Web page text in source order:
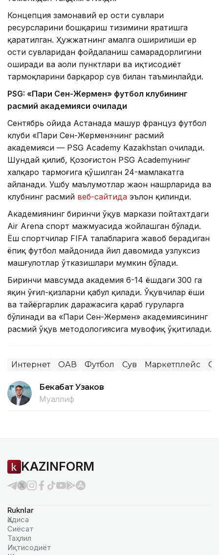
Концепция замонавий ер ости сувлари
ресурсларини бошқариш тизимини яратишга
қаратилган. Ҳужжатнинг амалга оширилиши ер
ости сувларидан фойдаланиш самарадорлигини
оширади ва аҳоли пунктлари ва иқтисодиёт
тармоқларини барқарор сув билан таъминлайди.
PSG: «Пари Сен-Жермен» футбол клубининг
расмий академияси очилади
Сентябрь ойида Астанада машҳур француз футбол
клуби «Пари Сен-Жермен»нинг расмий
академияси — PSG Academy Kazakhstan очилади.
Шундай қилиб, Қозоғистон PSG Academyнинг
халқаро тармоғига қўшилган 24-мамлакатга
айланади. Ушбу маълумотлар жаҳон нашрларида ва
клубнинг расмий веб-сайтида эълон қилинди.
Академиянинг биринчи ўқув маркази пойтахтдаги
Air Arena спорт мажмуасида жойлашган бўлади.
Ёш спортчилар FIFA талабларига жавоб берадиган
ёпиқ футбол майдонида йил давомида узлуксиз
машғулотлар ўтказишлари мумкин бўлади.
Биринчи мавсумда академия 6-14 ёшдаги 300 га
яқин ўғил-қизларни қабул қилади. Ўқувчилар ёши
ва тайёргарлик даражасига қараб гуруҳларга
бўлинади ва «Пари Сен-Жермен» академиясининг
расмий ўқув методологиясига мувофиқ ўқитилади.
Интернет ОАВ Футбол Сув Маркетплейс
Бекабат Узаков
Муаллиф
KAZINFORM
Ruknlar
Ҳодиса
Сиёсат
Таҳлил
Иқтисодиёт